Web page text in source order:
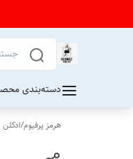
دسته‌بندی
هرمز پرفیوم/ادکلن